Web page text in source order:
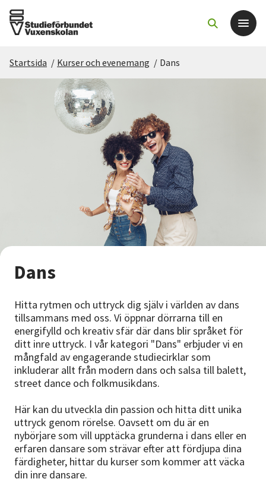
Det här gör vi
För dig som
Sök kurser och evenemang
Starta studiecirkel
Nyheter
Avdelningar
Lyssna
Startsida / Kurser och evenemang / Dans
Dans
Hitta rytmen och uttryck dig själv i världen av dans
tillsammans med oss. Vi öppnar dörrarna till en
energifylld och kreativ sfär där dans blir språket för
ditt inre uttryck. I vår kategori "Dans" erbjuder vi en
mångfald av engagerande studiecirklar som
inkluderar allt från modern dans och salsa till balett,
street dance och folkmusikdans.
Här kan du utveckla din passion och hitta ditt unika
uttryck genom rörelse. Oavsett om du är en
nybörjare som vill upptäcka grunderna i dans eller en
erfaren dansare som strävar efter att fördjupa dina
färdigheter, hittar du kurser som kommer att väcka
din inre dansare.